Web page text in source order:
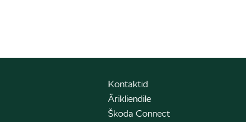
Kontaktid
Ärikliendile
Škoda Connect